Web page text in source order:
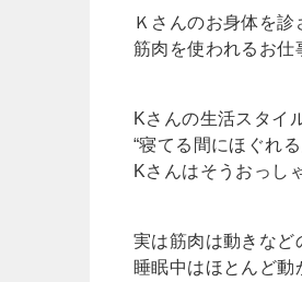
Ｋさんのお身体を
筋肉を使われるお仕
Kさんの生活スタイ
“寝てる間にほぐれ
Kさんはそうおっし
実は筋肉は動きなど
睡眠中はほとんど動